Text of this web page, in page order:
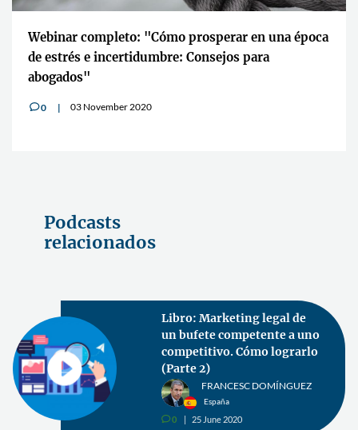
Webinar completo: "Cómo prosperar en una época
de estrés e incertidumbre: Consejos para
abogados"
v0 03 November 2020
Podcasts
relacionados
Libro: Marketing legal de
un bufete competente a uno
competitivo. Cómo lograrlo
(Parte 2)
FRANCESC DOMÍNGUEZ
España
v0 25 June 2020